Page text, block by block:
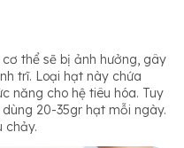
thể sẽ bị ảnh hưởng, gây
trĩ. Loại hạt này chứa
năng cho hệ tiêu hóa. Tuy
20-35gr hạt mỗi ngày.
chảy.